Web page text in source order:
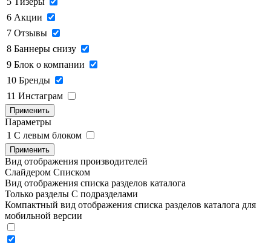
6 Акции
7 Отзывы
8 Баннеры снизу
9 Блок о компании
10 Бренды
11 Инстаграм
Применить
Параметры
1 C левым блоком
Применить
Вид отображения производителей
Слайдером Списком
Вид отображения списка разделов каталога
Только разделы С подразделами
Компактный вид отображения списка разделов каталога для
мобильной версии